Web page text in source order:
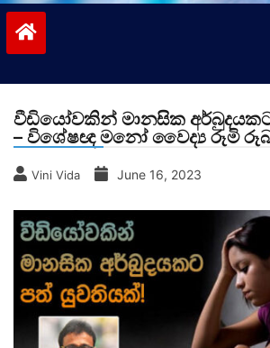
වීඩියෝවකින් මානසික
– විශේෂඥ මනෝ වෛද්‍ය රූමි
Vini Vida June 16, 2023